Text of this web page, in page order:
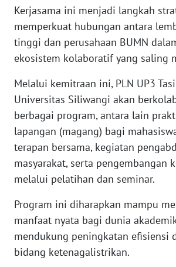
Kerjasama ini menjadi langkah
memperkuat hubungan antara
tinggi dan perusahaan BUMN
ekosistem kolaboratif yang saling
Melalui kemitraan ini, PLN UP3
Universitas Siliwangi akan
berbagai program, antara lain
lapangan (magang) bagi
terapan bersama, kegiatan
masyarakat, serta pengembangan
melalui pelatihan dan seminar.
Program ini diharapkan mampu
manfaat nyata bagi dunia
mendukung peningkatan efisiensi
bidang ketenagalistrikan.
WN
SULTENG
SULBAR
WN
BABEL
WN
SUMBAR
WN
SUMSEL
WN
BENGKULU